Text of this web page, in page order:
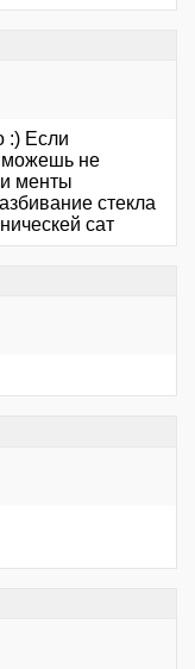
:) Если
можешь не
менты
стекла
сат